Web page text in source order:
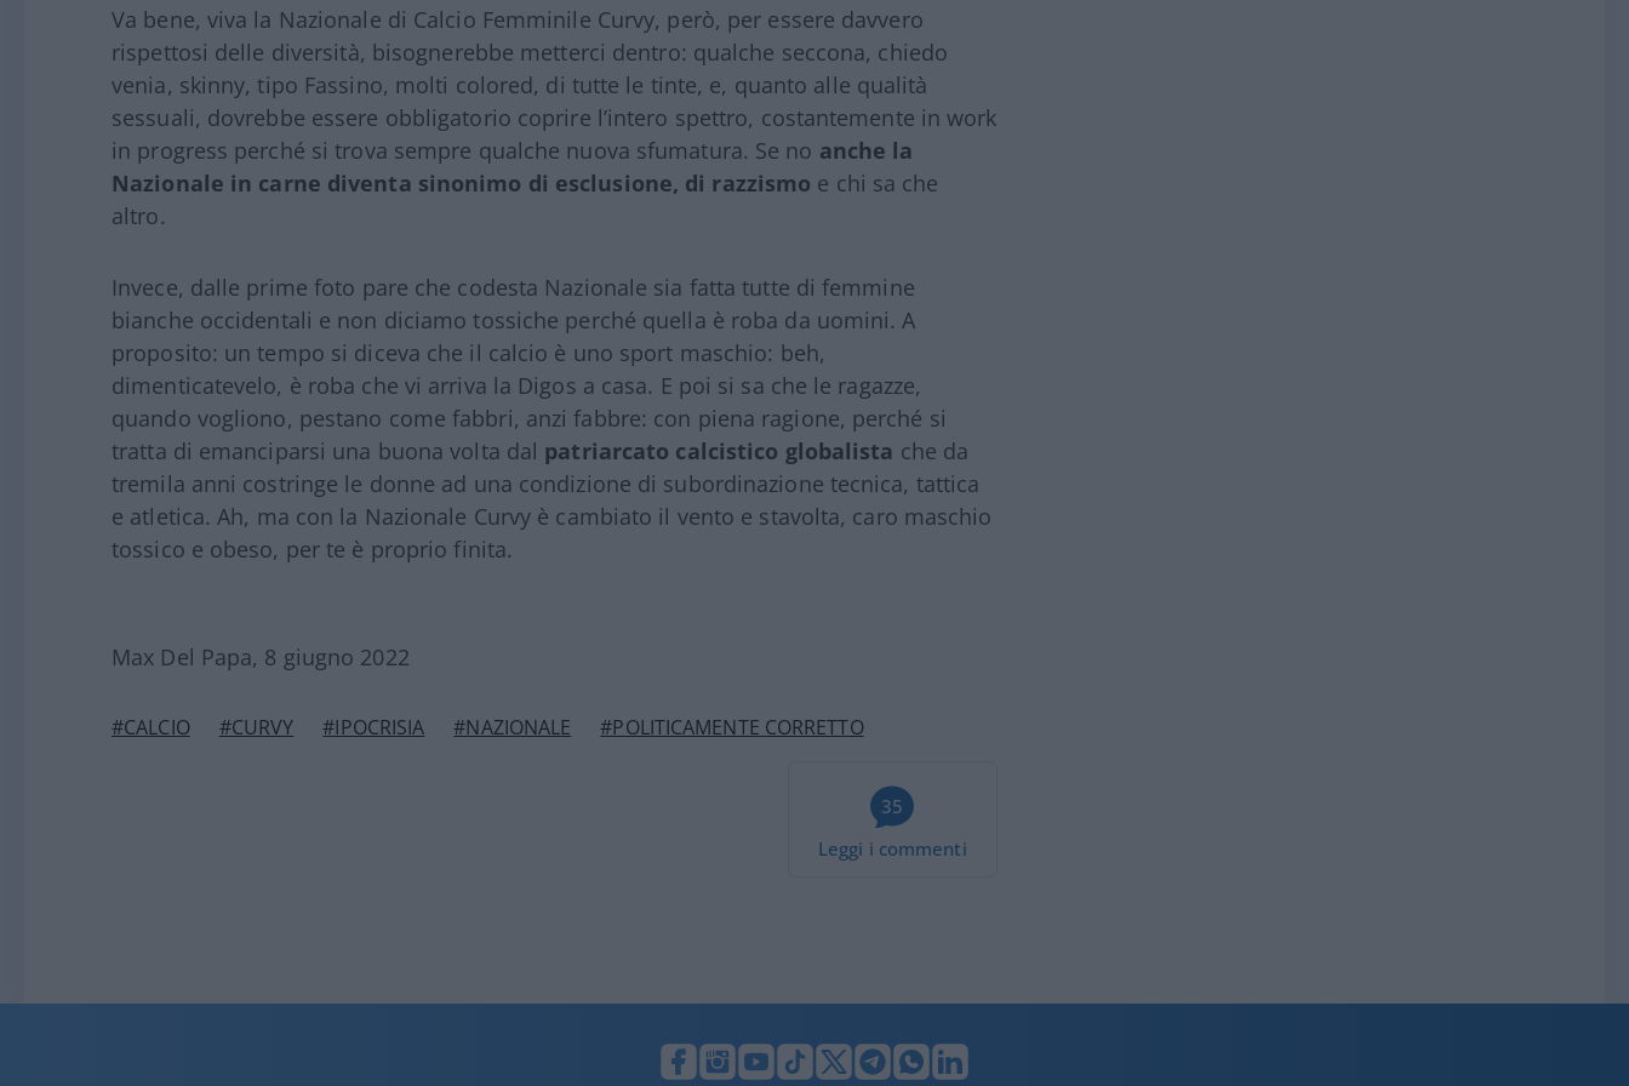
Va bene, viva la Nazionale di Calcio Femminile Curvy, però, per essere davvero
rispettosi delle diversità, bisognerebbe metterci dentro: qualche seccona, chiedo
venia, skinny, tipo Fassino, molti colored, di tutte le tinte, e, quanto alle qualità
sessuali, dovrebbe essere obbligatorio coprire l’intero spettro, costantemente in work
in progress perché si trova sempre qualche nuova sfumatura. Se no anche la
Nazionale in carne diventa sinonimo di esclusione, di razzismo e chi sa che
altro.
Invece, dalle prime foto pare che codesta Nazionale sia fatta tutte di femmine
bianche occidentali e non diciamo tossiche perché quella è roba da uomini. A
proposito: un tempo si diceva che il calcio è uno sport maschio: beh,
dimenticatevelo, è roba che vi arriva la Digos a casa. E poi si sa che le ragazze,
quando vogliono, pestano come fabbri, anzi fabbre: con piena ragione, perché si
tratta di emanciparsi una buona volta dal patriarcato calcistico globalista che da
tremila anni costringe le donne ad una condizione di subordinazione tecnica, tattica
e atletica. Ah, ma con la Nazionale Curvy è cambiato il vento e stavolta, caro maschio
tossico e obeso, per te è proprio finita.
Max Del Papa, 8 giugno 2022
#CALCIO #CURVY #IPOCRISIA #NAZIONALE #POLITICAMENTE CORRETTO
35
Leggi i commenti